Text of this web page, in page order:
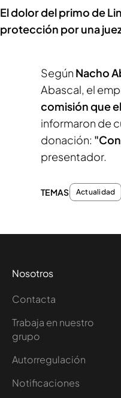
El dolor del primo de
protección por una
Según Nacho
Abascal, el
comisión que
informaron de
donación:
presentador.
TEMAS Actualidad
Nosotros
Contacta
Trabaja en nuestro
grupo
Autorregulación
Notificaciones